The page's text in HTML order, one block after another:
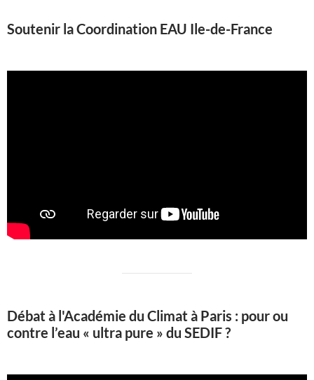
Soutenir la Coordination EAU Ile-de-France
Débat à l'Académie du Climat à Paris : pour ou
contre l’eau « ultra pure » du SEDIF ?